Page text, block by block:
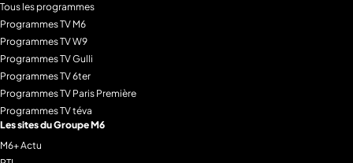
Tous les programmes
Programmes TV M6
Programmes TV W9
Programmes TV Gulli
Programmes TV 6ter
Programmes TV Paris Première
Programmes TV téva
Les sites du Groupe M6
M6+ Actu